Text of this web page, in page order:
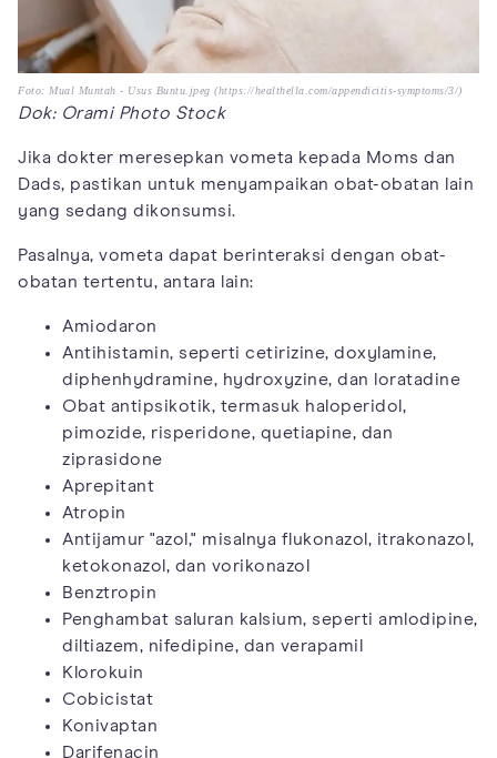
Foto: Mual Muntah - Usus Buntu.jpeg (https://healthella.com/appendicitis-symptoms/3/)
Dok: Orami Photo Stock
Jika dokter meresepkan vometa kepada Moms dan
Dads, pastikan untuk menyampaikan obat-obatan lain
yang sedang dikonsumsi.
Pasalnya, vometa dapat berinteraksi dengan obat-
obatan tertentu, antara lain:
Amiodaron
Antihistamin, seperti cetirizine, doxylamine,
diphenhydramine, hydroxyzine, dan loratadine
Obat antipsikotik, termasuk haloperidol,
pimozide, risperidone, quetiapine, dan
ziprasidone
Aprepitant
Atropin
Antijamur "azol," misalnya flukonazol, itrakonazol,
ketokonazol, dan vorikonazol
Benztropin
Penghambat saluran kalsium, seperti amlodipine,
diltiazem, nifedipine, dan verapamil
Klorokuin
Cobicistat
Konivaptan
Darifenacin